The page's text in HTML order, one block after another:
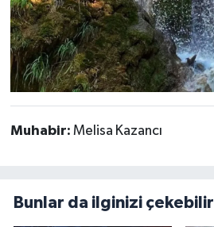
Muhabir: Melisa Kazancı
Bunlar da ilginizi çekebilir